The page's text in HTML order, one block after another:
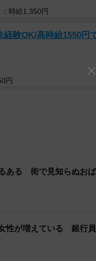
時給1,350円
験OK/高時給1550円
円
ある 街で見知らぬお
性が増えている 銀行